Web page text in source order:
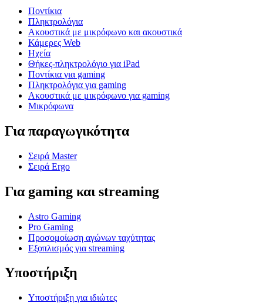
Ποντίκια
Πληκτρολόγια
Ακουστικά με μικρόφωνο και ακουστικά
Κάμερες Web
Ηχεία
Θήκες-πληκτρολόγιο για iPad
Ποντίκια για gaming
Πληκτρολόγια για gaming
Ακουστικά με μικρόφωνο για gaming
Μικρόφωνα
Για παραγωγικότητα
Σειρά Master
Σειρά Ergo
Για gaming και streaming
Astro Gaming
Pro Gaming
Προσομοίωση αγώνων ταχύτητας
Εξοπλισμός για streaming
Υποστήριξη
Υποστήριξη για ιδιώτες